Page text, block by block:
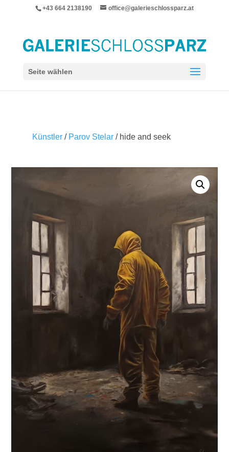
+43 664 2138190 office@galerieschlossparz.at
Seite wählen
Künstler/ Parov Stelar/ hide and seek